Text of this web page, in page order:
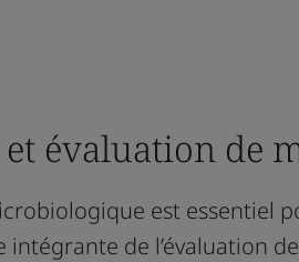
évaluation de
est essentiel
de l’évaluation